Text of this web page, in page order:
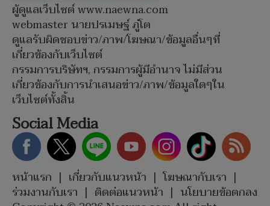
ผู้ดูแลเว็บไซต์ www.naewna.com
webmaster นายปรเมษฐ์ ภู่โต
ดูแลรับผิดชอบข่าว/ภาพ/โฆษณา/ข้อมูลอื่นๆที่
เกี่ยวข้องกับเว็บไซต์
กรรมการบริษัทฯ, กรรมการผู้มีอำนาจ ไม่มีส่วน
เกี่ยวข้องกับการนำเสนอข่าว/ภาพ/ข้อมูลใดๆใน
เว็บไซต์ทั้งสิ้น
Social Media
หน้าแรก | เกี่ยวกับแนวหน้า | โฆษณากับเรา |
ร่วมงานกับเรา | ติดต่อแนวหน้า | นโยบายข้อตกลง